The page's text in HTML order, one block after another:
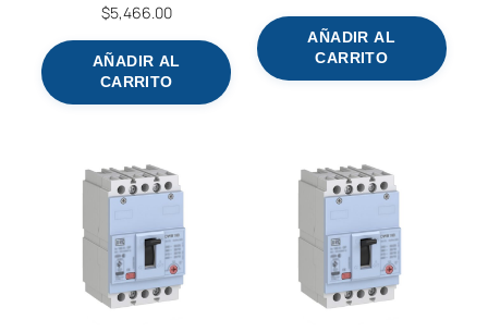
$5,466.00
AÑADIR AL
CARRITO
AÑADIR AL
CARRITO